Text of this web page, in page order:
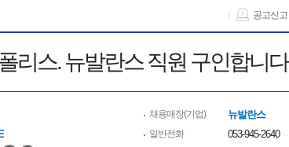
공고신고
리스. 뉴발란스 직원 구인합니다
채용매장(기업) 뉴발란스
일반전화 053-945-2640